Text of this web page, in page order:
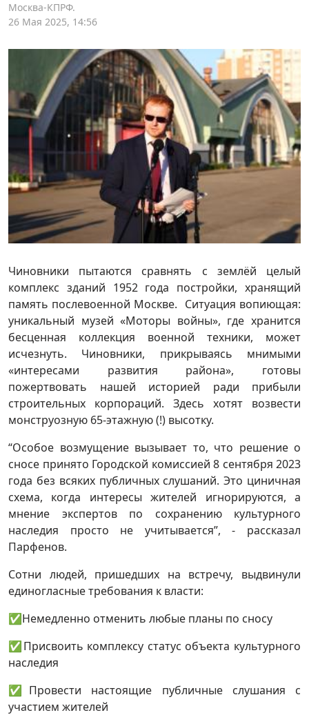
Москва-КПРФ.
26 Мая 2025, 14:56
Чиновники пытаются сравнять с землёй целый
комплекс зданий 1952 года постройки, хранящий
память послевоенной Москве. Ситуация вопиющая:
уникальный музей «Моторы войны», где хранится
бесценная коллекция военной техники, может
исчезнуть. Чиновники, прикрываясь мнимыми
«интересами развития района», готовы
пожертвовать нашей историей ради прибыли
строительных корпораций. Здесь хотят возвести
монструозную 65-этажную (!) высотку.
“Особое возмущение вызывает то, что решение о
сносе принято Городской комиссией 8 сентября 2023
года без всяких публичных слушаний. Это циничная
схема, когда интересы жителей игнорируются, а
мнение экспертов по сохранению культурного
наследия просто не учитывается”, - рассказал
Парфенов.
Сотни людей, пришедших на встречу, выдвинули
единогласные требования к власти:
✅Немедленно отменить любые планы по сносу
✅Присвоить комплексу статус объекта культурного
наследия
✅Провести настоящие публичные слушания с
участием жителей